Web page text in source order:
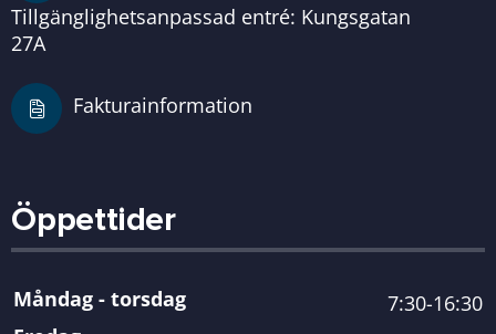
Tillgänglighetsanpassad entré: Kungsgatan
27A
Fakturainformation
Öppettider
Måndag - torsdag
7:30-16:30